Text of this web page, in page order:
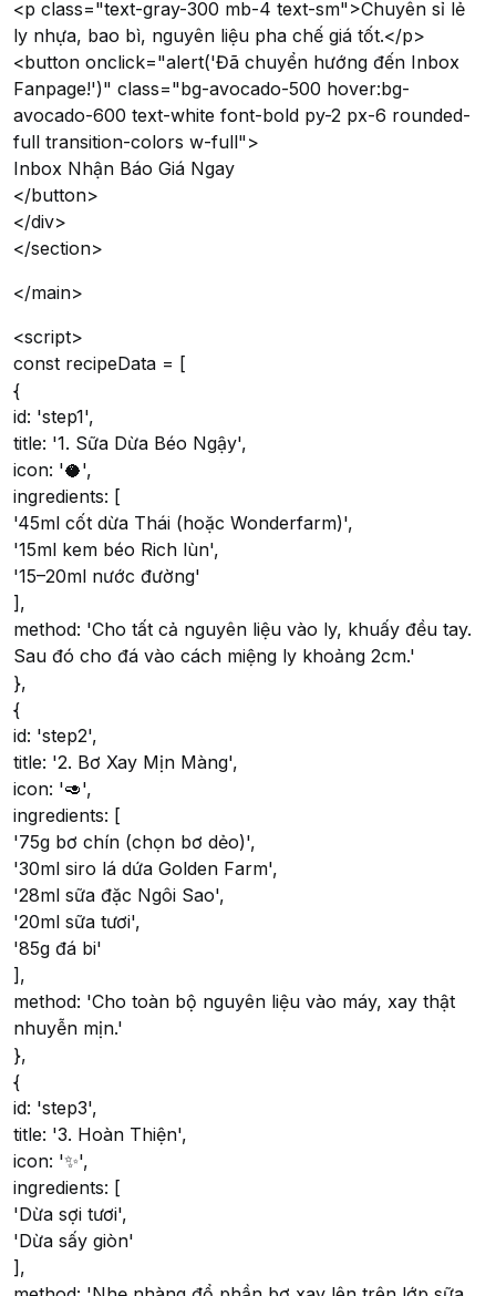
<p class="text-gray-300 mb-4 text-sm">Chuyên sỉ lẻ
ly nhựa, bao bì, nguyên liệu pha chế giá tốt.</p>
<button onclick="alert('Đã chuyển hướng đến Inbox
Fanpage!')" class="bg-avocado-500 hover:bg-
avocado-600 text-white font-bold py-2 px-6 rounded-
full transition-colors w-full">
Inbox Nhận Báo Giá Ngay
</button>
</div>
</section>
</main>
<script>
const recipeData = [
{
id: 'step1',
title: '1. Sữa Dừa Béo Ngậy',
icon: '🥥',
ingredients: [
'45ml cốt dừa Thái (hoặc Wonderfarm)',
'15ml kem béo Rich lùn',
'15–20ml nước đường'
],
method: 'Cho tất cả nguyên liệu vào ly, khuấy đều tay.
Sau đó cho đá vào cách miệng ly khoảng 2cm.'
},
{
id: 'step2',
title: '2. Bơ Xay Mịn Màng',
icon: '🥑',
ingredients: [
'75g bơ chín (chọn bơ dẻo)',
'30ml siro lá dứa Golden Farm',
'28ml sữa đặc Ngôi Sao',
'20ml sữa tươi',
'85g đá bi'
],
method: 'Cho toàn bộ nguyên liệu vào máy, xay thật
nhuyễn mịn.'
},
{
id: 'step3',
title: '3. Hoàn Thiện',
icon: '✨',
ingredients: [
'Dừa sợi tươi',
'Dừa sấy giòn'
],